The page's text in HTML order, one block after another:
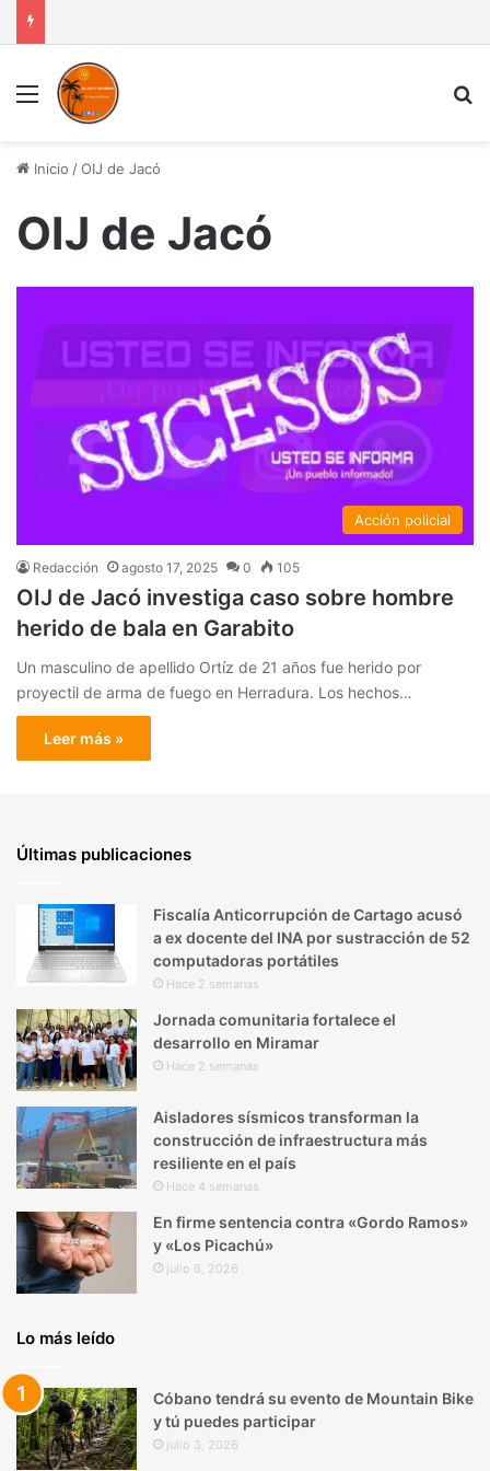
Menú
Inicio /OIJ de Jacó
OIJ de Jacó
Acción policial
Redacción agosto 17, 2025 0 105
OIJ de Jacó investiga caso sobre hombre
herido de bala en Garabito
Un masculino de apellido Ortíz de 21 años fue herido por
proyectil de arma de fuego en Herradura. Los hechos…
Leer más »
Últimas publicaciones
Fiscalía Anticorrupción de Cartago acusó
a ex docente del INA por sustracción de 52
computadoras portátiles
Hace 2 semanas
Jornada comunitaria fortalece el
desarrollo en Miramar
Hace 2 semanas
Aisladores sísmicos transforman la
construcción de infraestructura más
resiliente en el país
Hace 4 semanas
En firme sentencia contra «Gordo Ramos»
y «Los Picachú»
julio 6, 2026
Lo más leído
Cóbano tendrá su evento de Mountain Bike
y tú puedes participar
julio 3, 2026